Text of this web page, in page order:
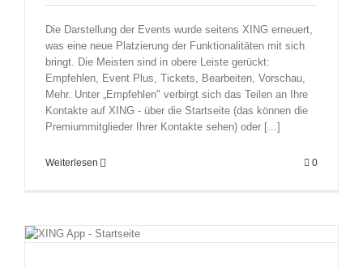
Die Darstellung der Events wurde seitens XING erneuert,
was eine neue Platzierung der Funktionalitäten mit sich
bringt. Die Meisten sind in obere Leiste gerückt:
Empfehlen, Event Plus, Tickets, Bearbeiten, Vorschau,
Mehr. Unter „Empfehlen" verbirgt sich das Teilen an Ihre
Kontakte auf XING - über die Startseite (das können die
Premiummitglieder Ihrer Kontakte sehen) oder [...]
Weiterlesen 0